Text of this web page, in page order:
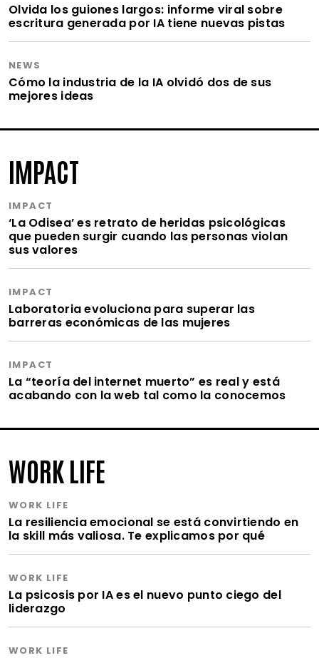
Olvida los guiones largos: informe viral sobre
escritura generada por IA tiene nuevas pistas
NEWS
Cómo la industria de la IA olvidó dos de sus
mejores ideas
IMPACT
IMPACT
‘La Odisea’ es retrato de heridas psicológicas
que pueden surgir cuando las personas violan
sus valores
IMPACT
Laboratoria evoluciona para superar las
barreras económicas de las mujeres
IMPACT
La “teoría del internet muerto” es real y está
acabando con la web tal como la conocemos
WORK LIFE
WORK LIFE
La resiliencia emocional se está convirtiendo en
la skill más valiosa. Te explicamos por qué
WORK LIFE
La psicosis por IA es el nuevo punto ciego del
liderazgo
WORK LIFE